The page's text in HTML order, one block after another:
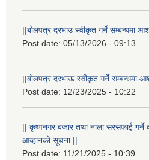
||बोलपत्र दरभाउ स्वीकृत गर्ने सम्बन्धमा
Post date: 05/13/2026 - 09:13
||बोलपत्र दरभाऊ स्वीकृत गर्ने सम्बन्धमा
Post date: 12/23/2025 - 10:22
|| कृष्णनगर बजार तथा नाला सरसफाई गर्ने
आव्हानको सूचना ||
Post date: 11/21/2025 - 10:39